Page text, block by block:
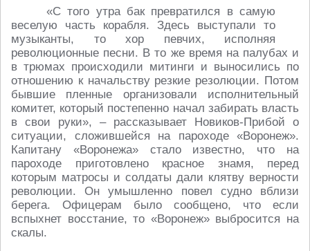
«С того утра бак превратился в самую
веселую часть корабля. Здесь выступали то
музыканты, то хор певчих, исполняя
революционные песни. В то же время на палубах и
в трюмах происходили митинги и выносились по
отношению к начальству резкие резолюции. Потом
бывшие пленные организовали исполнительный
комитет, который постепенно начал забирать власть
в свои руки», – рассказывает Новиков-Прибой о
ситуации, сложившейся на пароходе «Воронеж».
Капитану «Воронежа» стало известно, что на
пароходе приготовлено красное знамя, перед
которым матросы и солдаты дали клятву верности
революции. Он умышленно повел судно вблизи
берега. Офицерам было сообщено, что если
вспыхнет восстание, то «Воронеж» выбросится на
скалы.